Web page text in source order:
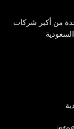
من أكبر شركات